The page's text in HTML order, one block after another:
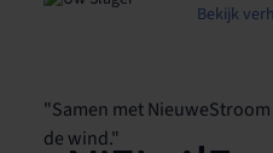
"Samen met
de wind."
Bekijk